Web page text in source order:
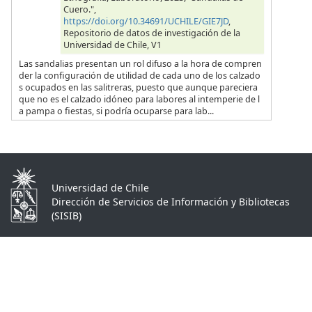
Cuero.",
https://doi.org/10.34691/UCHILE/GIE7JD,
Repositorio de datos de investigación de la
Universidad de Chile, V1
Las sandalias presentan un rol difuso a la hora de compren
der la configuración de utilidad de cada uno de los calzado
s ocupados en las salitreras, puesto que aunque pareciera
que no es el calzado idóneo para labores al intemperie de l
a pampa o fiestas, si podría ocuparse para lab...
Universidad de Chile
Dirección de Servicios de Información y Bibliotecas
(SISIB)